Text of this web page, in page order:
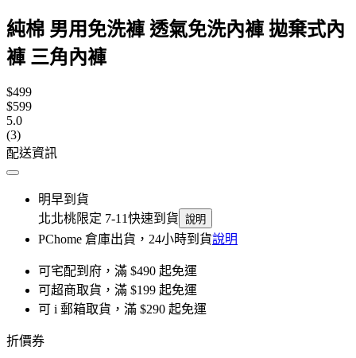
純棉 男用免洗褲 透氣免洗內褲 拋棄式內
褲 三角內褲
$499
$599
5.0
(3)
配送資訊
明早到貨
北北桃限定 7-11快速到貨 說明
PChome 倉庫出貨，24小時到貨說明
可宅配到府，滿 $490 起免運
可超商取貨，滿 $199 起免運
可 i 郵箱取貨，滿 $290 起免運
折價券